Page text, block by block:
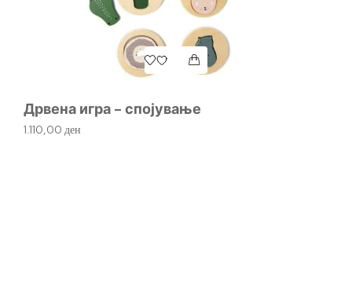
Дрвена игра – спојување
1.110,00 ден